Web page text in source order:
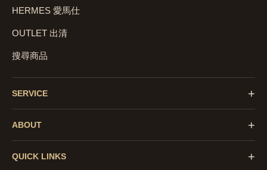
HERMES 愛馬仕
OUTLET 出清
搜尋商品
SERVICE +
ABOUT +
QUICK LINKS +